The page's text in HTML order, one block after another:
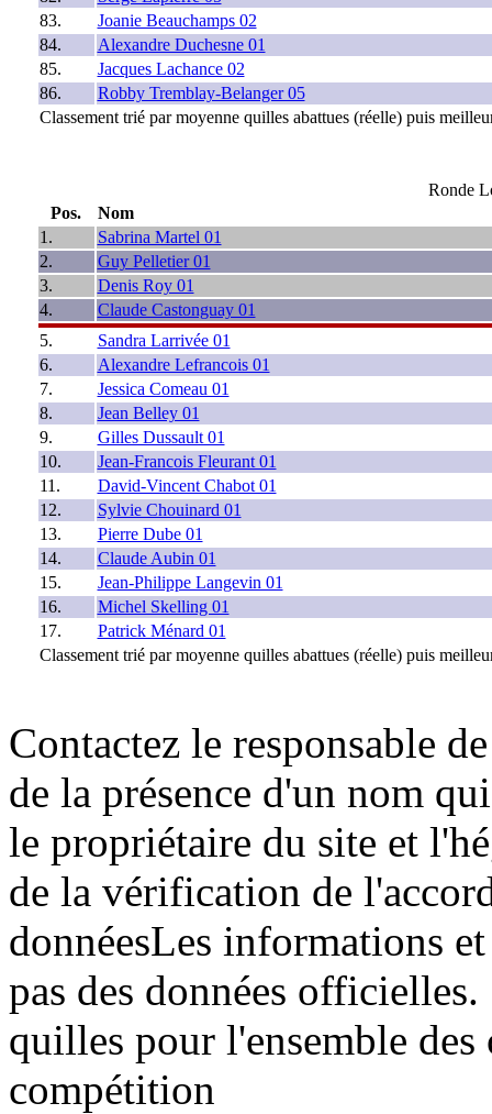
83.
Joanie Beauchamps 02
84.
Alexandre Duchesne 01
85.
Jacques Lachance 02
86.
Robby Tremblay-Belanger 05
Classement trié par moyenne quilles abattues (réelle) puis
Ronde
Pos.
Nom
1.
Sabrina Martel 01
2.
Guy Pelletier 01
3.
Denis Roy 01
4.
Claude Castonguay 01
5.
Sandra Larrivée 01
6.
Alexandre Lefrancois 01
7.
Jessica Comeau 01
8.
Jean Belley 01
9.
Gilles Dussault 01
10.
Jean-Francois Fleurant 01
11.
David-Vincent Chabot 01
12.
Sylvie Chouinard 01
13.
Pierre Dube 01
14.
Claude Aubin 01
15.
Jean-Philippe Langevin 01
16.
Michel Skelling 01
17.
Patrick Ménard 01
Classement trié par moyenne quilles abattues (réelle) puis
Contactez le responsable
de la présence d'un nom
le propriétaire du site et
de la vérification de
donnéesLes informations
pas des données
quilles pour l'ensemble
compétition